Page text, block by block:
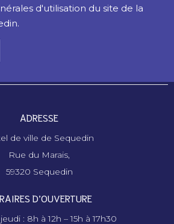
d'utilisation du site de la
ADRESSE
de ville de Sequedin
Rue du Marais,
59320 Sequedin
D’OUVERTURE
: 8h à 12h – 15h à 17h30